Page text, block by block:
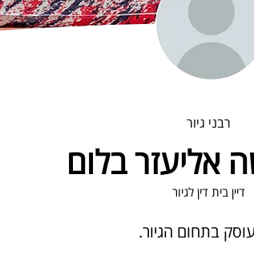
רבני גיור
אליעזר בלום
דיין בית דין לגיור
בתחום הגיור.